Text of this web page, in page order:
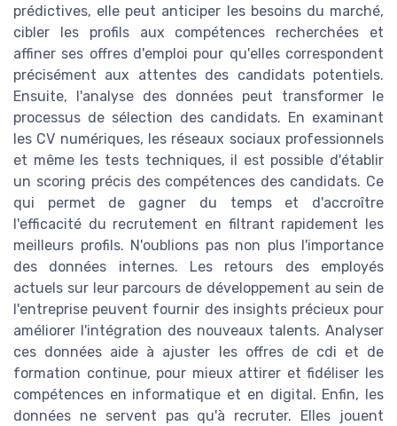
prédictives, elle peut anticiper les besoins du marché,
cibler les profils aux compétences recherchées et
affiner ses offres d'emploi pour qu'elles correspondent
précisément aux attentes des candidats potentiels.
Ensuite, l'analyse des données peut transformer le
processus de sélection des candidats. En examinant
les CV numériques, les réseaux sociaux professionnels
et même les tests techniques, il est possible d'établir
un scoring précis des compétences des candidats. Ce
qui permet de gagner du temps et d'accroître
l'efficacité du recrutement en filtrant rapidement les
meilleurs profils. N'oublions pas non plus l'importance
des données internes. Les retours des employés
actuels sur leur parcours de développement au sein de
l'entreprise peuvent fournir des insights précieux pour
améliorer l'intégration des nouveaux talents. Analyser
ces données aide à ajuster les offres de cdi et de
formation continue, pour mieux attirer et fidéliser les
compétences en informatique et en digital. Enfin, les
données ne servent pas qu'à recruter. Elles jouent